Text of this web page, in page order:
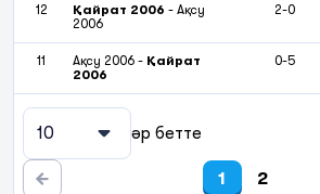
12 Қайрат 2006 - Ақсу
2006
2-0
11 Ақсу 2006 - Қайрат
2006
0-5
10 әр бетте
1 2